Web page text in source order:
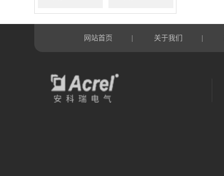
网站首页 关于我们